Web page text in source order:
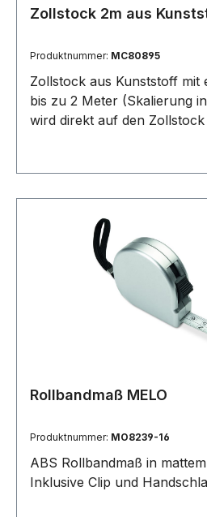
Zollstock 2m aus
Produktnummer: MC80895
Zollstock aus Kunststoff mit
bis zu 2 Meter (Skalierung
wird direkt auf den
Rollbandmaß MELO
Produktnummer: MO8239-16
ABS Rollbandmaß in
Inklusive Clip und